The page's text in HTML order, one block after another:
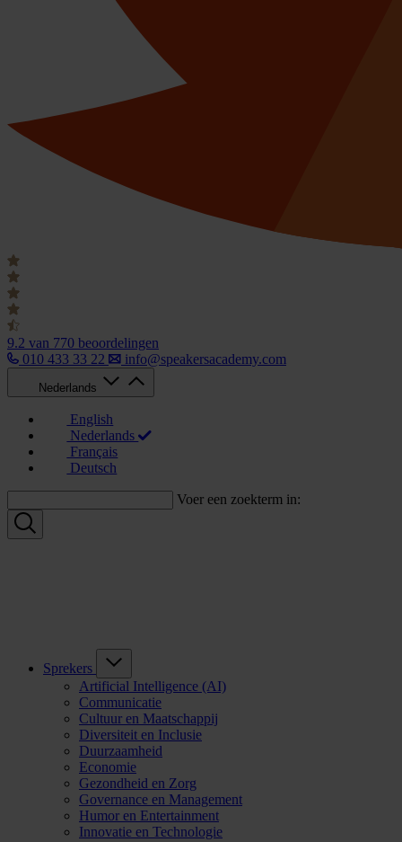
9.2 van 770 beoordelingen
010 433 33 22
info@speakersacademy.com
Nederlands
English
Nederlands
Français
Deutsch
Voer een zoekterm in:
Sprekers
Artificial Intelligence (AI)
Communicatie
Cultuur en Maatschappij
Diversiteit en Inclusie
Duurzaamheid
Economie
Gezondheid en Zorg
Governance en Management
Humor en Entertainment
Innovatie en Technologie